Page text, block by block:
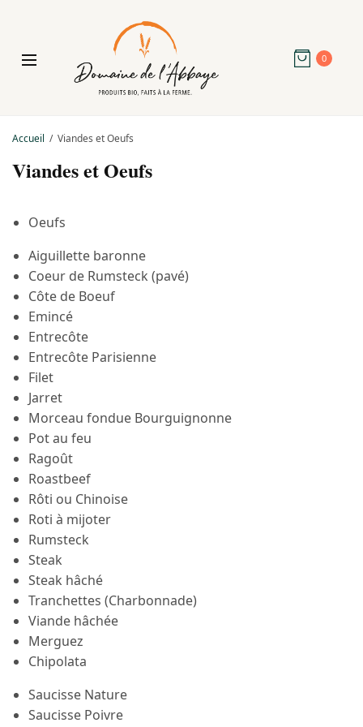
0
Accueil Viandes et Oeufs
Viandes et Oeufs
Oeufs
Aiguillette baronne
Coeur de Rumsteck (pavé)
Côte de Boeuf
Emincé
Entrecôte
Entrecôte Parisienne
Filet
Jarret
Morceau fondue Bourguignonne
Pot au feu
Ragoût
Roastbeef
Rôti ou Chinoise
Roti à mijoter
Rumsteck
Steak
Steak hâché
Tranchettes (Charbonnade)
Viande hâchée
Merguez
Chipolata
Saucisse Nature
Saucisse Poivre